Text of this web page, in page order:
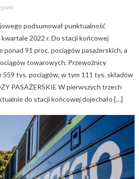
podsumował punktualność
2022 r. Do stacji końcowej
ponad 91 proc. pociągów pasażerskich, a
towarowych. Przewoźnicy
559 tys. pociągów, w tym 111 tys. składów
PASAŻERSKIE W pierwszych trzech
do stacji końcowej dojechało […]